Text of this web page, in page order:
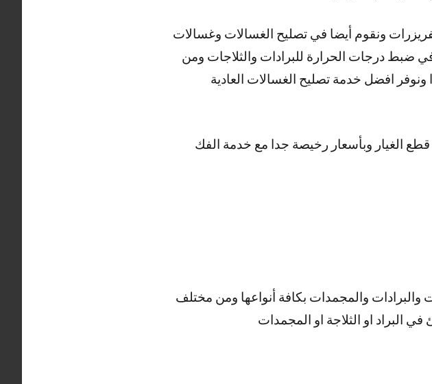
ونقوم أيضا في تصليح الغسالات وغسالات
ضبط درجات الحرارة للبرادات والثلاجات ومن
افضل خدمة تصليح الغسالات العادية
افضل قطع الغيار وبأسعار رخيصة جدا مع خدمة الفك
والبرادات والمجمدات بكافة أنواعها ومن مختلف
او الثلاجة او المجمدات